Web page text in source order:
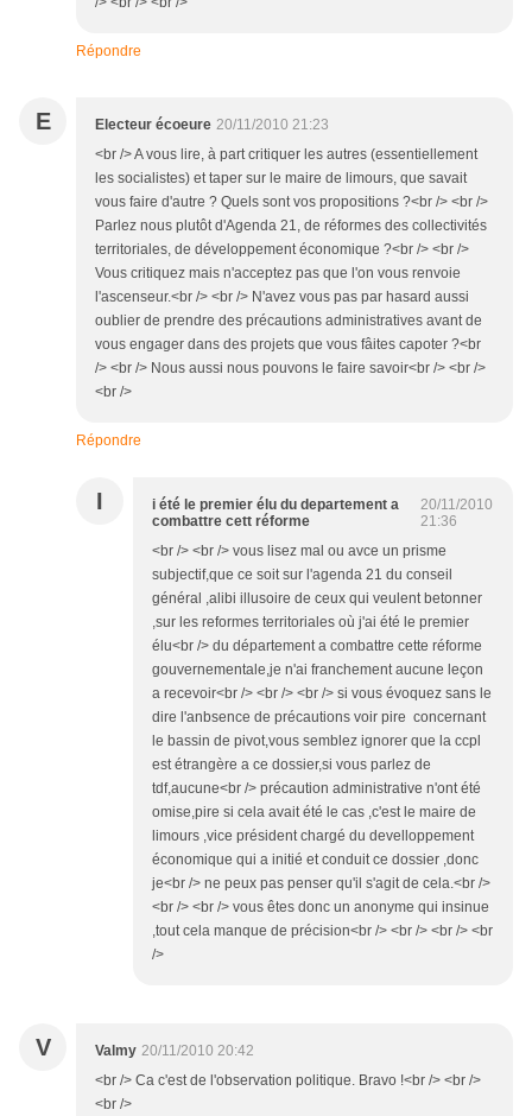
Répondre
E Electeur écoeure 20/11/2010 21:23
<br /> A vous lire, à part critiquer les autres (essentiellement
les socialistes) et taper sur le maire de limours, que savait
vous faire d'autre ? Quels sont vos propositions ?<br /> <br />
Parlez nous plutôt d'Agenda 21, de réformes des collectivités
territoriales, de développement économique ?<br /> <br />
Vous critiquez mais n'acceptez pas que l'on vous renvoie
l'ascenseur.<br /> <br /> N'avez vous pas par hasard aussi
oublier de prendre des précautions administratives avant de
vous engager dans des projets que vous fâites capoter ?<br
/> <br /> Nous aussi nous pouvons le faire savoir<br /> <br />
<br />
Répondre
I
i été le premier élu du departement a
combattre cett réforme
20/11/2010
21:36
<br /> <br /> vous lisez mal ou avce un prisme
subjectif,que ce soit sur l'agenda 21 du conseil
général ,alibi illusoire de ceux qui veulent betonner
,sur les reformes territoriales où j'ai été le premier
élu<br /> du département a combattre cette réforme
gouvernementale,je n'ai franchement aucune leçon
a recevoir<br /> <br /> <br /> si vous évoquez sans le
dire l'anbsence de précautions voir pire concernant
le bassin de pivot,vous semblez ignorer que la ccpl
est étrangère a ce dossier,si vous parlez de
tdf,aucune<br /> précaution administrative n'ont été
omise,pire si cela avait été le cas ,c'est le maire de
limours ,vice président chargé du develloppement
économique qui a initié et conduit ce dossier ,donc
je<br /> ne peux pas penser qu'il s'agit de cela.<br />
<br /> <br /> vous êtes donc un anonyme qui insinue
,tout cela manque de précision<br /> <br /> <br /> <br
/>
V Valmy 20/11/2010 20:42
<br /> Ca c'est de l'observation politique. Bravo !<br /> <br />
<br />